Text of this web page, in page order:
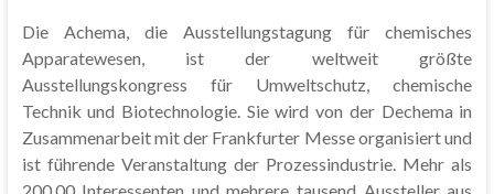
Die Achema, die Ausstellungstagung für chemisches
Apparatewesen, ist der weltweit größte
Ausstellungskongress für Umweltschutz, chemische
Technik und Biotechnologie. Sie wird von der Dechema in
Zusammenarbeit mit der Frankfurter Messe organisiert und
ist führende Veranstaltung der Prozessindustrie. Mehr als